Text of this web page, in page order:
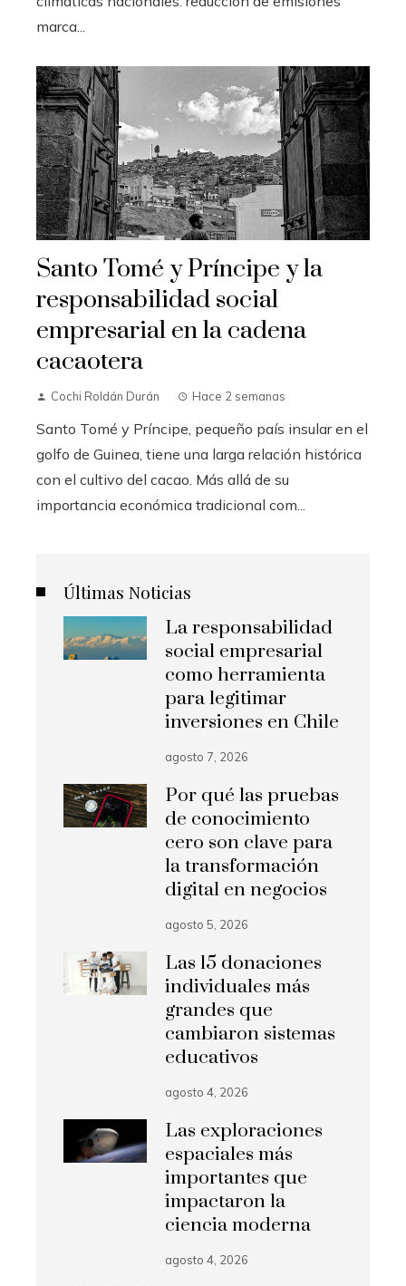
marca...
Santo Tomé y Príncipe y la
responsabilidad social
empresarial en la cadena
cacaotera
Cochi Roldán Durán Hace 2 semanas
Santo Tomé y Príncipe, pequeño país insular en el
golfo de Guinea, tiene una larga relación histórica
con el cultivo del cacao. Más allá de su
importancia económica tradicional com...
Últimas Noticias
La responsabilidad
social empresarial
como herramienta
para legitimar
inversiones en Chile
agosto 7, 2026
Por qué las pruebas
de conocimiento
cero son clave para
la transformación
digital en negocios
agosto 5, 2026
Las 15 donaciones
individuales más
grandes que
cambiaron sistemas
educativos
agosto 4, 2026
Las exploraciones
espaciales más
importantes que
impactaron la
ciencia moderna
agosto 4, 2026